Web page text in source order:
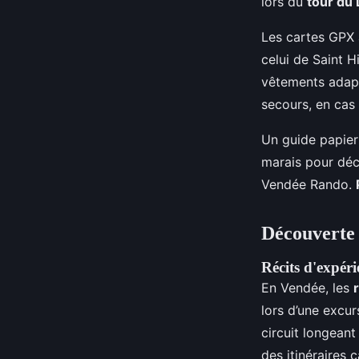
Les cartes
celui de Saint
vêtements
secours, en
Un guide
marais pour
Vendée Rando.
Récits
En Vendée, les
lors d’une
circuit
des itinéraires